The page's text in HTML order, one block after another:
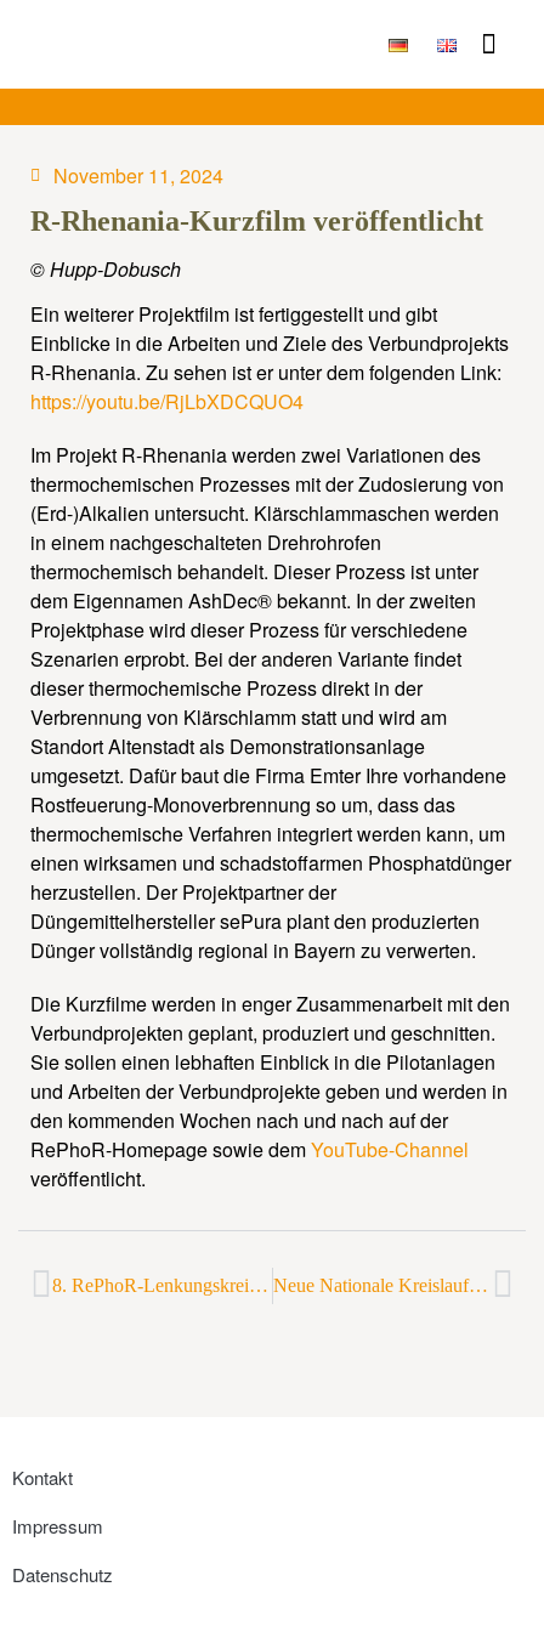
November 11, 2024
R-Rhenania-Kurzfilm veröffentlicht
© Hupp-Dobusch
Ein weiterer Projektfilm ist fertiggestellt und gibt
Einblicke in die Arbeiten und Ziele des Verbundprojekts
R-Rhenania. Zu sehen ist er unter dem folgenden Link:
https://youtu.be/RjLbXDCQUO4
Im Projekt R-Rhenania werden zwei Variationen des
thermochemischen Prozesses mit der Zudosierung von
(Erd-)Alkalien untersucht. Klärschlammaschen werden
in einem nachgeschalteten Drehrohrofen
thermochemisch behandelt. Dieser Prozess ist unter
dem Eigennamen AshDec® bekannt. In der zweiten
Projektphase wird dieser Prozess für verschiedene
Szenarien erprobt. Bei der anderen Variante findet
dieser thermochemische Prozess direkt in der
Verbrennung von Klärschlamm statt und wird am
Standort Altenstadt als Demonstrationsanlage
umgesetzt. Dafür baut die Firma Emter Ihre vorhandene
Rostfeuerung-Monoverbrennung so um, dass das
thermochemische Verfahren integriert werden kann, um
einen wirksamen und schadstoffarmen Phosphatdünger
herzustellen. Der Projektpartner der
Düngemittelhersteller sePura plant den produzierten
Dünger vollständig regional in Bayern zu verwerten.
Die Kurzfilme werden in enger Zusammenarbeit mit den
Verbundprojekten geplant, produziert und geschnitten.
Sie sollen einen lebhaften Einblick in die Pilotanlagen
und Arbeiten der Verbundprojekte geben und werden in
den kommenden Wochen nach und nach auf der
RePhoR-Homepage sowie demYouTube-Channel
veröffentlicht.
8. RePhoR-Lenkungskreissitzung in Markranstädt Neue Nationale Kreislaufwirtschaftsstrategie des Bundesumweltministeriums
Kontakt
Impressum
Datenschutz